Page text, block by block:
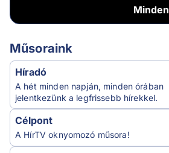
Minden
Műsoraink
Híradó
A hét minden napján, minden órában
jelentkezünk a legfrissebb hírekkel.
Célpont
A HírTV oknyomozó műsora!